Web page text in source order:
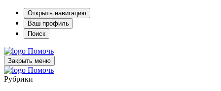
Открыть навигацию
Ваш профиль
Поиск
Помочь
Закрыть меню
Помочь
Рубрики